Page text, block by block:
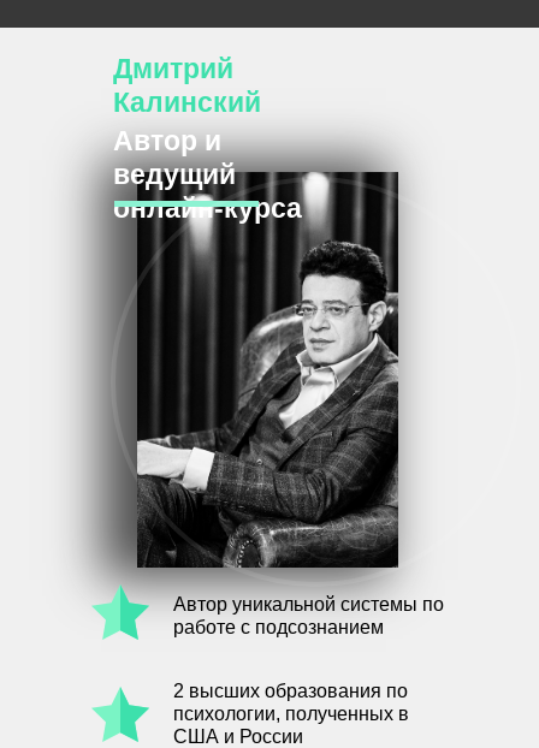
Автор и
ведущий
онлайн-курса
Автор уникальной системы по
работе с подсознанием
Дмитрий
Калинский
2 высших образования по
психологии, полученных в
США и России